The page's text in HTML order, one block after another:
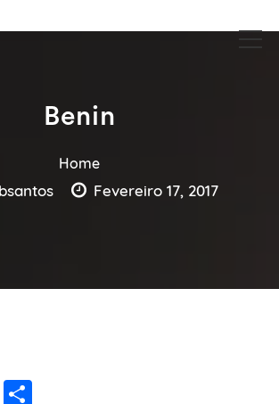
encontre empresas
Benin
Home
Fevereiro 17, 2017
Email